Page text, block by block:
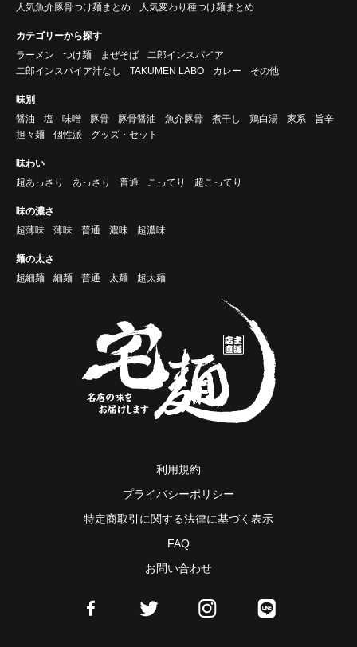
人気魚介豚骨つけ麺まとめ
人気変わり種つけ麺まとめ
カテゴリーから探す
ラーメン
つけ麺 まぜそば
二郎インスパイア
二郎インスパイア汁なし
TAKUMEN LABO カレー その他
味別
醤油
塩 味噌 豚骨 豚骨醤油 魚介豚骨 煮干し 鶏白湯 家系
旨辛
担々麺
個性派 グッズ・セット
味わい
超あっさり
あっさり 普通 こってり 超こってり
味の濃さ
超薄味
薄味 普通 濃味 超濃味
麺の太さ
超細麺
細麺 普通 太麺 超太麺
利用規約
プライバシーポリシー
特定商取引に関する法律に基づく表示
FAQ
お問い合わせ